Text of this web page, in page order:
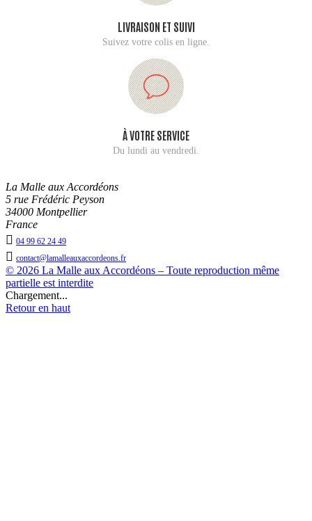
LIVRAISON ET SUIVI
Suivez votre colis en ligne.
À VOTRE SERVICE
Du lundi au vendredi.
La Malle aux Accordéons
5 rue Frédéric Peyson
34000 Montpellier
France
 04 99 62 24 49
 contact@lamalleauxaccordeons.fr
© 2026 La Malle aux Accordéons – Toute reproduction même
partielle est interdite
Chargement...
Retour en haut